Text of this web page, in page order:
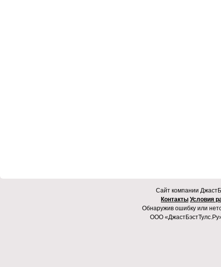
Cайт компании
Контакты Условия
Обнаружив ошибку или
ООО